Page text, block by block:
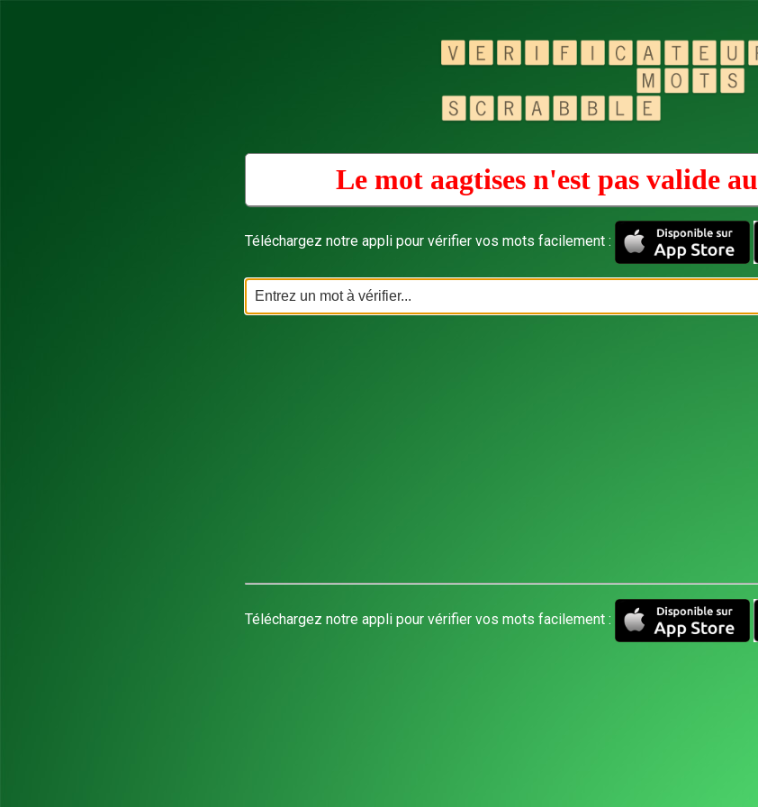
Le mot aagtises n'est pas valide au
Téléchargez notre appli pour vérifier vos mots facilement :
Téléchargez notre appli pour vérifier vos mots facilement :